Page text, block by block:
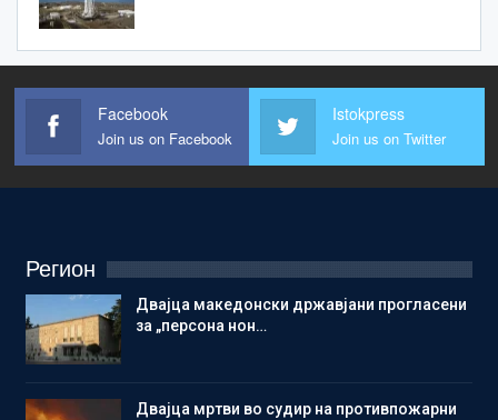
Facebook
Join us on Facebook
Istokpress
Join us on Twitter
Регион
Двајца македонски државјани прогласени
за „персона нон…
Двајца мртви во судир на противпожарни